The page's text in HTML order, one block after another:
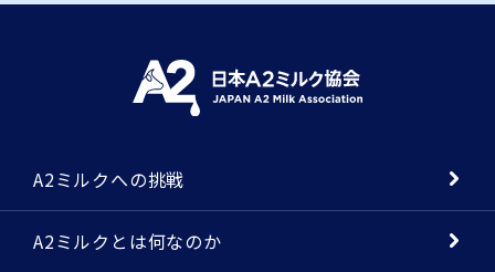
A2ミルクへの挑戦
A2ミルクとは何なのか